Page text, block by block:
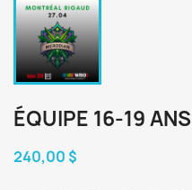
ÉQUIPE 16-19 ANS
240,00 $